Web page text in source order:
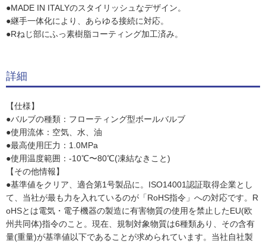
●MADE IN ITALYのスタイリッシュなデザイン。
●継手一体化により、あらゆる接続に対応。
●Rねじ部にふっ素樹脂コーティング加工済み。
詳細
【仕様】
●バルブの種類：フローティング型ボールバルブ
●使用流体：空気、水、油
●最高使用圧力：1.0MPa
●使用温度範囲：-10℃〜80℃(凍結なきこと)
【その他情報】
●基準値をクリア、適合第1号製品に。ISO14001認証取得企業とし
て、当社が最も力を入れているのが「RoHS指令」への対応です。R
oHSとは電気・電子機器の製造に有害物質の使用を禁止したEU(欧
州共同体)指令のこと。現在、規制対象物質は6種類あり、その含有
量(重量)が基準値以下であることが求められています。当社自社製